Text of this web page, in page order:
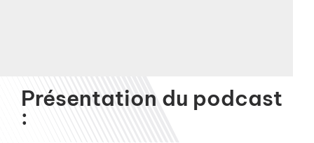
Présentation du podcast
: